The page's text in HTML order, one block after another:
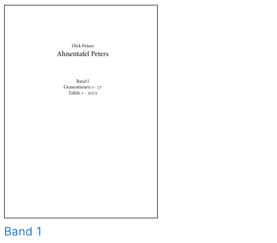
Band 1